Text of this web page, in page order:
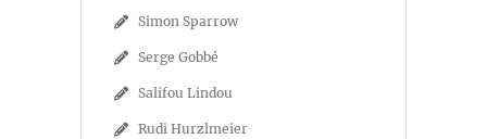
Simon Sparrow
Serge Gobbé
Salifou Lindou
Rudi Hurzlmeier